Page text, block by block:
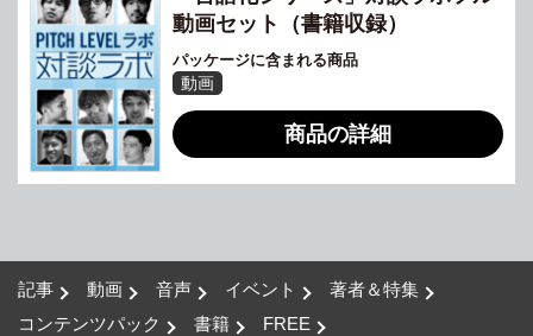
動画セット（書籍収録）
パッケージに含まれる商品
動画
商品の詳細
記事 動画 音声 イベント
著者＆特集
コンテンツパック
書籍 FREE